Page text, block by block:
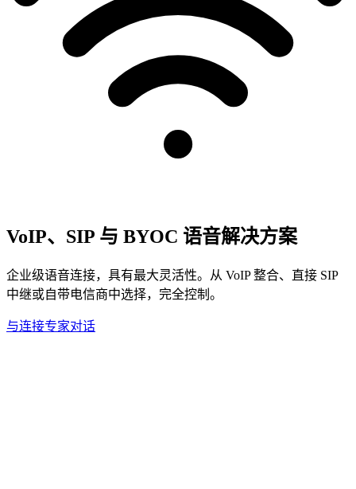
VoIP、SIP 与 BYOC 语音解决方案
企业级语音连接，具有最大灵活性。从 VoIP 整合、直接 SIP
中继或自带电信商中选择，完全控制。
与连接专家对话